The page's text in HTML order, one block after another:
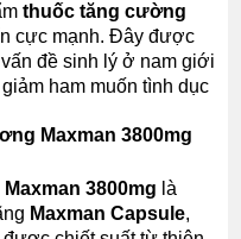
thuốc tăng cường
cực mạnh. Đây được
đề sinh lý ở nam giới
ham muốn tình dục
Maxman 3800mg
3800mg là
Maxman Capsule,